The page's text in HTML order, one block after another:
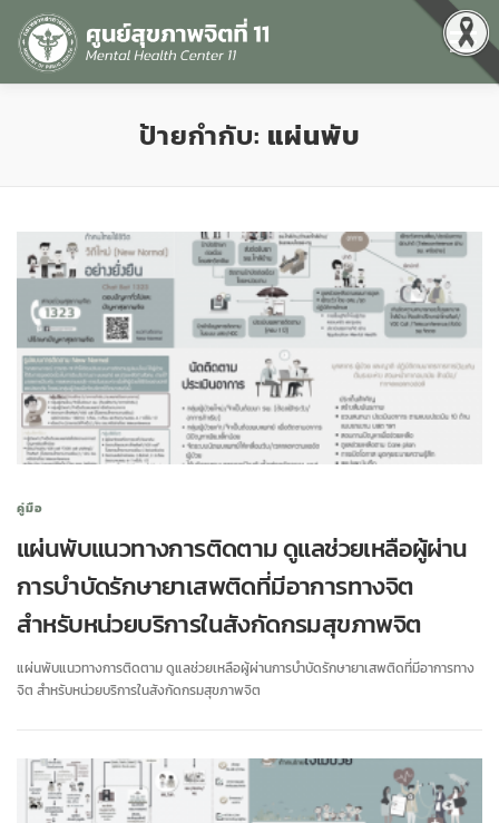
Menu
เกี่ยวกับเรา คุณธรรมและความโปร่งใส
สำหรับบุคลากร
ป้ายกำกับ: แผ่นพับ
คู่มือ
แผ่นพับแนวทางการติดตาม ดูแลช่วยเหลือผู้ผ่าน
การบำบัดรักษายาเสพติดที่มีอาการทางจิต
สำหรับหน่วยบริการในสังกัดกรมสุขภาพจิต
แผ่นพับแนวทางการติดตาม ดูแลช่วยเหลือผู้ผ่านการบำบัดรักษายาเสพติดที่มีอาการทาง
จิต สำหรับหน่วยบริการในสังกัดกรมสุขภาพจิต